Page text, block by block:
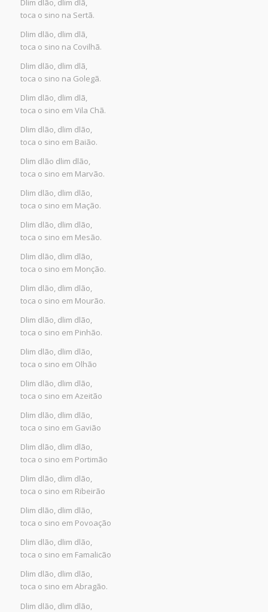
Dlim dlão, dlim dlã,
toca o sino na Sertã.
Dlim dlão, dlim dlã,
toca o sino na Covilhã.
Dlim dlão, dlim dlã,
toca o sino na Golegã.
Dlim dlão, dlim dlã,
toca o sino em Vila Chã.
Dlim dlão, dlim dlão,
toca o sino em Baião.
Dlim dlão dlim dlão,
toca o sino em Marvão.
Dlim dlão, dlim dlão,
toca o sino em Mação.
Dlim dlão, dlim dlão,
toca o sino em Mesão.
Dlim dlão, dlim dlão,
toca o sino em Monção.
Dlim dlão, dlim dlão,
toca o sino em Mourão.
Dlim dlão, dlim dlão,
toca o sino em Pinhão.
Dlim dlão, dlim dlão,
toca o sino em Olhão
Dlim dlão, dlim dlão,
toca o sino em Azeitão
Dlim dlão, dlim dlão,
toca o sino em Gavião
Dlim dlão, dlim dlão,
toca o sino em Portimão
Dlim dlão, dlim dlão,
toca o sino em Ribeirão
Dlim dlão, dlim dlão,
toca o sino em Povoação
Dlim dlão, dlim dlão,
toca o sino em Famalicão
Dlim dlão, dlim dlão,
toca o sino em Abragão.
Dlim dlão, dlim dlão,